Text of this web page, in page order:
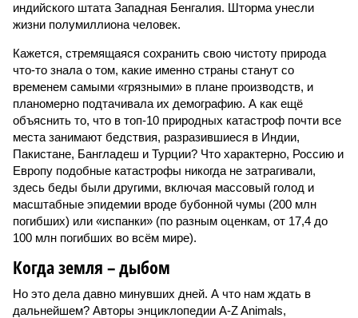
индийского штата Западная Бенгалия. Шторма унесли
жизни полумиллиона человек.
Кажется, стремящаяся сохранить свою чистоту природа
что-то знала о том, какие именно страны станут со
временем самыми «грязными» в плане производств, и
планомерно подтачивала их демографию. А как ещё
объяснить то, что в топ-10 природных катастроф почти все
места занимают бедствия, разразившиеся в Индии,
Пакистане, Бангладеш и Турции? Что характерно, Россию и
Европу подобные катастрофы никогда не затрагивали,
здесь беды были другими, включая массовый голод и
масштабные эпидемии вроде бубонной чумы (200 млн
погибших) или «испанки» (по разным оценкам, от 17,4 до
100 млн погибших во всём мире).
Когда земля – дыбом
Но это дела давно минувших дней. А что нам ждать в
дальнейшем? Авторы энциклопедии A-Z Animals,